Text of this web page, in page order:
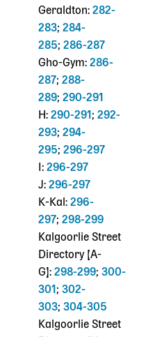
Geraldton: 282-
283; 284-
285; 286-287
Gho-Gym: 286-
287; 288-
289; 290-291
H: 290-291 ; 292-
293; 294-
295; 296-297
I: 296-297
J: 296-297
K-Kal: 296-
297; 298-299
Kalgoorlie Street
Directory [A-
G]: 298-299; 300-
301 ; 302-
303; 304-305
Kalgoorlie Street